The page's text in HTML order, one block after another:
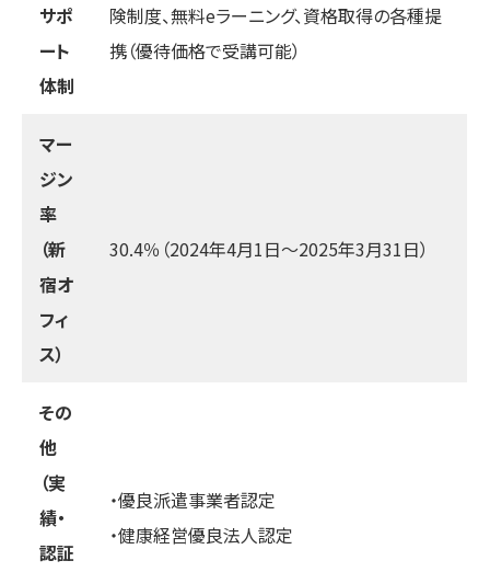
サポ
ート
体制
険制度、無料eラーニング、資格取得の各種提
携（優待価格で受講可能）
マー
ジン
率
（新
宿オ
フィ
ス）
30.4％（2024年4月1日～2025年3月31日）
その
他
（実
績・
認証
・優良派遣事業者認定
・健康経営優良法人認定